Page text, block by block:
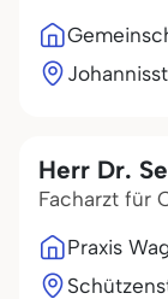
Herr Dr.
Facharzt für
Praxis